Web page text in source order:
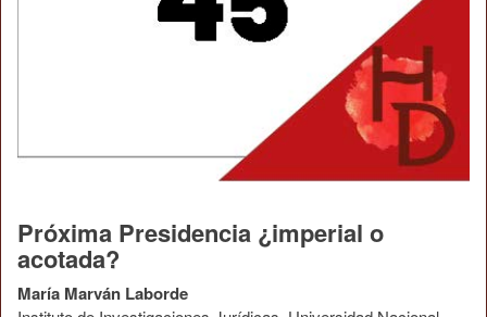
Próxima Presidencia ¿imperial o
acotada?
María Marván Laborde